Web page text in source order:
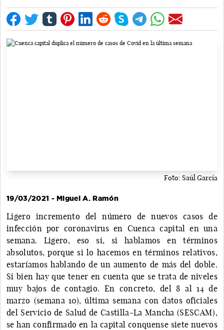
Foto: Saúl García
19/03/2021 - Miguel A. Ramón
Ligero incremento del número de nuevos casos de
infección por coronavirus en Cuenca capital en una
semana. Ligero, eso sí, si hablamos en términos
absolutos, porque si lo hacemos en términos relativos,
estaríamos hablando de un aumento de más del doble.
Si bien hay que tener en cuenta que se trata de niveles
muy bajos de contagio. En concreto, del 8 al 14 de
marzo (semana 10), última semana con datos oficiales
del Servicio de Salud de Castilla-La Mancha (SESCAM),
se han confirmado en la capital conquense siete nuevos